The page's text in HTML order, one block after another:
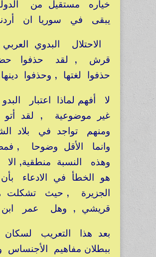
خياره مستقيل من
يبقى في سوريا ان
الاحتلال البدوي
حذفوا لغتها , وحذفوا
لا أفهم لماذا اعتبار
غير موضوعية , لقد أتو
ومنهم تواجد في بلاد
وهذه النسبة منطقية, الا
هو الخطأ في الادعاء
الجزيرة , حيث تشكلت
قريشي , وهل عمر ابن
بعد هذا التعريب لسكان
ببطلان مفاهيم